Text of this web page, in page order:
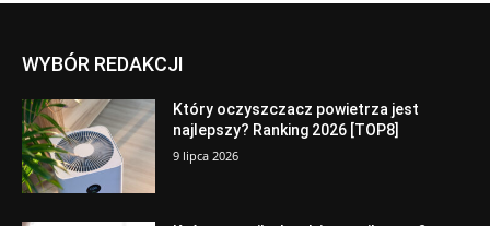
WYBÓR REDAKCJI
Który oczyszczacz powietrza jest
najlepszy? Ranking 2026 [TOP8]
9 lipca 2026